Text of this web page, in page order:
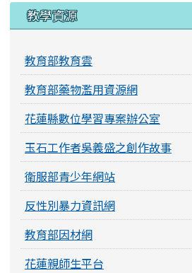
教學資源
教育部教育雲
教育部藥物濫用資源網
花蓮縣數位學習專案辦公室
玉石工作者吳義盛之創作故事
衛服部青少年網站
反性別暴力資訊網
教育部因材網
花蓮親師生平台